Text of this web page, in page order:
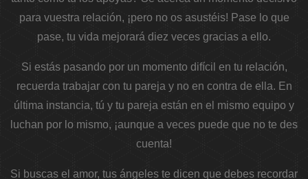
para vuestra relación, ¡pero no os asustéis! Pase lo que
pase, tu vida mejorará diez veces gracias a ello.
Si estás pasando por un momento difícil en tu relación,
recuerda trabajar con tu pareja y no en contra de ella. En
última instancia, tú y tu pareja están en el mismo equipo y
luchan por lo mismo, ¡aunque a veces puede que no te des
cuenta!
Si buscas el amor, tus ángeles te dicen que debes recordar